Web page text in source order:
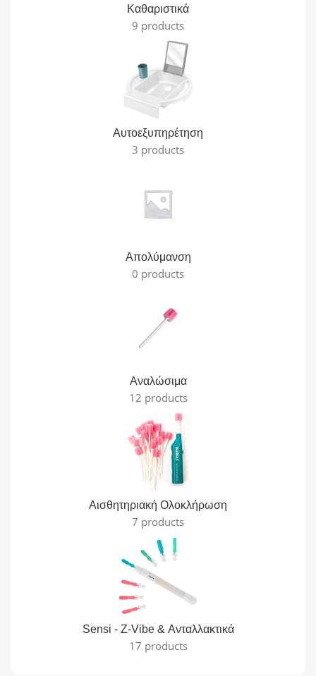
Καθαριστικά
9 products
Αυτοεξυπηρέτηση
3 products
Απολύμανση
0 products
Αναλώσιμα
12 products
Αισθητηριακή Ολοκλήρωση
7 products
Sensi - Z-Vibe & Ανταλλακτικά
17 products